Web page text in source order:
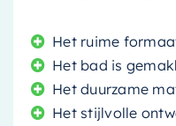
Het ruime
Het bad is
Het duurzame
Het stijlvolle